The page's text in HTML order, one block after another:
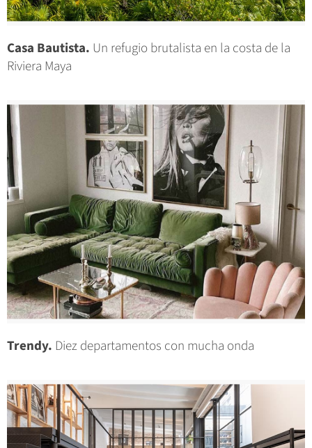
Casa Bautista. Un refugio brutalista en la costa de la
Riviera Maya
Trendy. Diez departamentos con mucha onda